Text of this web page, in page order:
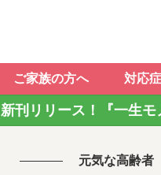
ご家族の方へ 対応
新刊リリース！『一生
元気な高齢者